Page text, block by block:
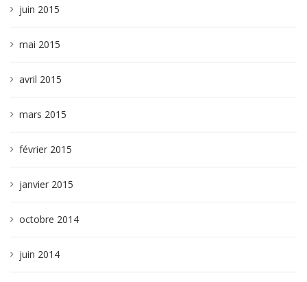
juin 2015
mai 2015
avril 2015
mars 2015
février 2015
janvier 2015
octobre 2014
juin 2014